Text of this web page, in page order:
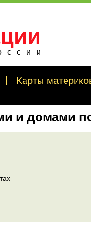
Карты
и домами